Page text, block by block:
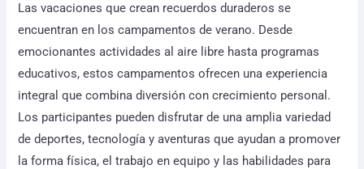
Las vacaciones que crean recuerdos duraderos se
encuentran en los campamentos de verano. Desde
emocionantes actividades al aire libre hasta programas
educativos, estos campamentos ofrecen una experiencia
integral que combina diversión con crecimiento personal.
Los participantes pueden disfrutar de una amplia variedad
de deportes, tecnología y aventuras que ayudan a promover
la forma física, el trabajo en equipo y las habilidades para